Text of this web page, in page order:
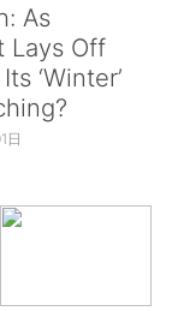
As
Lays Off
‘Winter’
日